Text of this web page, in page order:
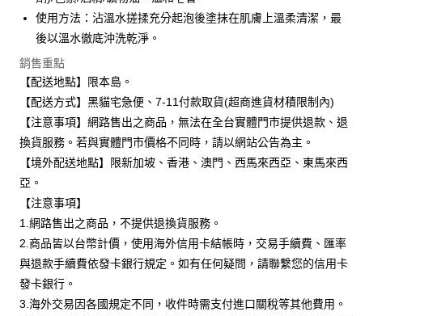
聯邦商業銀行
遠東國際商業銀行
元大商業銀行
台新國際商業銀行
台灣樂天信用卡公司
街口支付
悠遊付
Google Pay
全盈+PAY
大哥付你分期
相關說明
【大哥付你分期使用說明】
1.本服務由台灣大哥大提供，台灣大哥大用戶可立即使用無須另外申請。
流程，驗證手機門號後，選擇欲分期的期數、繳款截止日，確認付款後即
完成交易。
3.實際核准額度、可分期數及費用金額請依後續交易確認頁面所載為準。
4.訂單成立30分鐘內，如未前往確認交易或遇審核未通過，訂單將自動取
消。如遇「轉專審核」未通過狀況，表示未達大哥付你分期系統評分，恕
無法說明評估內容。
1.分期款項不併入電信帳單，「大哥付你分期」於每月結算日後寄送繳費提
運送方式
全家取貨付款
每筆NT$100，滿NT$899(含以上)免運費
付款後全家取貨
使用方法：沾溫水搓揉充分起泡後塗抹在肌膚上溫柔清潔，最
後以溫水徹底沖洗乾淨。
銷售重點
【配送地點】限本島。
【配送方式】黑貓宅急便、7-11付款取貨(超商進貨材積限制內)
【注意事項】網路售出之商品，無法在全台實體門市提供退款、退
換貨服務。若與實體門市價格不同時，請以網站公告為主。
【境外配送地點】限新加坡、香港、澳門、西馬來西亞、東馬來西
亞。
【注意事項】
1.網路售出之商品，不提供退換貨服務。
2.商品皆以台幣計價，使用海外信用卡結帳時，交易手續費、匯率
與退款手續費依發卡銀行規定。如有任何疑問，請聯繫您的信用卡
發卡銀行。
3.海外交易因各國規定不同，收件時需支付進口關稅等其他費用。